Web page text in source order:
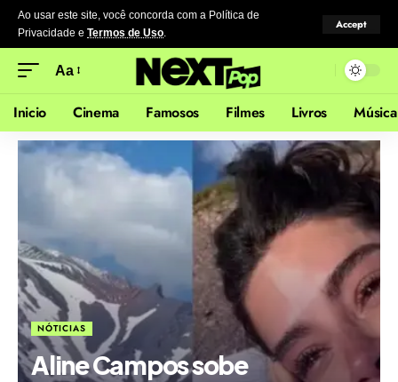
Ao usar este site, você concorda com a Política de
Privacidade e Termos de Uso.
Accept
Aa
Inicio Cinema Famosos Filmes Livros Música
NÓTICIAS
Aline Campos sobe